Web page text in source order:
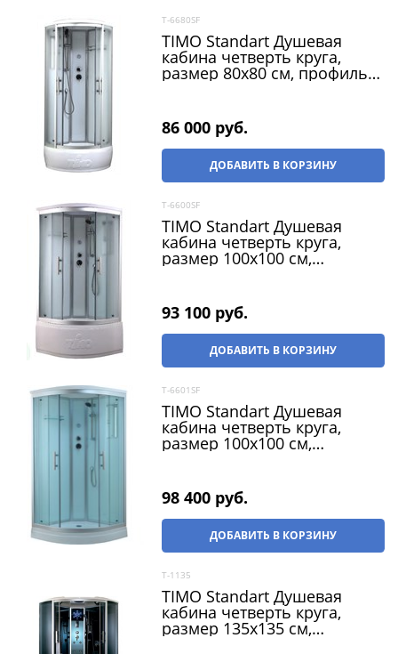
T-6680SF
TIMO Standart Душевая
кабина четверть круга,
размер 80х80 см, профиль -
86 000 руб.
ДОБАВИТЬ В КОРЗИНУ
T-6600SF
TIMO Standart Душевая
кабина четверть круга,
размер 100х100 см,
93 100 руб.
ДОБАВИТЬ В КОРЗИНУ
T-6601SF
TIMO Standart Душевая
кабина четверть круга,
размер 100х100 см,
98 400 руб.
ДОБАВИТЬ В КОРЗИНУ
T-1135
TIMO Standart Душевая
кабина четверть круга,
размер 135х135 см,